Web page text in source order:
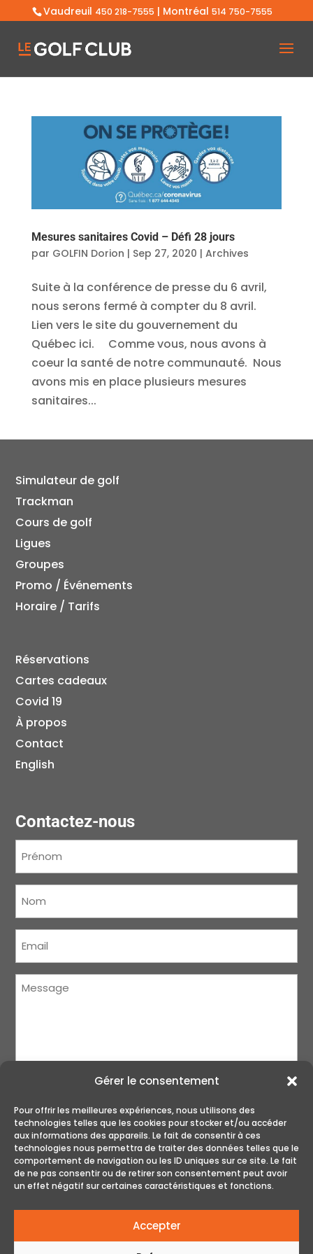
Gérer le consentement
Pour offrir les meilleures expériences, nous utilisons des
technologies telles que les cookies pour stocker et/ou accéder
aux informations des appareils. Le fait de consentir à ces
technologies nous permettra de traiter des données telles que le
comportement de navigation ou les ID uniques sur ce site. Le fait
de ne pas consentir ou de retirer son consentement peut avoir
un effet négatif sur certaines caractéristiques et fonctions.
Accepter
Vaudreuil 450 218-7555 | Montréal 514 750-7555
Mesures sanitaires Covid – Défi 28 jours
par GOLFIN Dorion | Sep 27, 2020 | Archives
Suite à la conférence de presse du 6 avril,
nous serons fermé à compter du 8 avril.
Lien vers le site du gouvernement du
Québec ici. Comme vous, nous avons à
coeur la santé de notre communauté. Nous
avons mis en place plusieurs mesures
sanitaires...
Simulateur de golf
Trackman
Cours de golf
Ligues
Groupes
Promo / Événements
Horaire / Tarifs
Réservations
Cartes cadeaux
Covid 19
À propos
Contact
English
Contactez-nous
Message
ENVOYER